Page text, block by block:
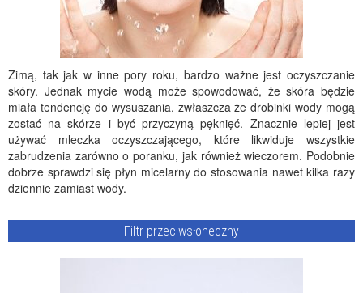
Zimą, tak jak w inne pory roku, bardzo ważne jest oczyszczanie
skóry. Jednak mycie wodą może spowodować, że skóra będzie
miała tendencję do wysuszania, zwłaszcza że drobinki wody mogą
zostać na skórze i być przyczyną pęknięć. Znacznie lepiej jest
używać mleczka oczyszczającego, które likwiduje wszystkie
zabrudzenia zarówno o poranku, jak również wieczorem. Podobnie
dobrze sprawdzi się płyn micelarny do stosowania nawet kilka razy
dziennie zamiast wody.
Filtr przeciwsłoneczny